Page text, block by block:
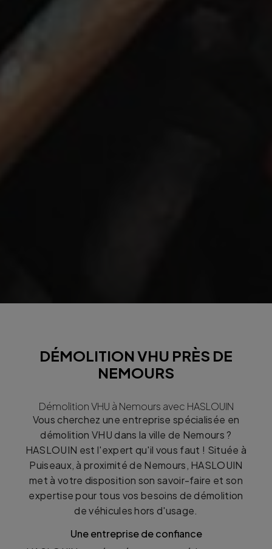
DÉMOLITION VHU PRÈS DE
NEMOURS
Démolition VHU à Nemours avec HASLOUIN
Vous cherchez une entreprise spécialisée en
démolition VHU dans la ville de Nemours ?
HASLOUIN est l'expert qu'il vous faut ! Située à
Puiseaux, à proximité de Nemours, HASLOUIN
met à votre disposition son savoir-faire et son
expertise pour tous vos besoins de démolition
de véhicules hors d'usage.
Une entreprise de confiance